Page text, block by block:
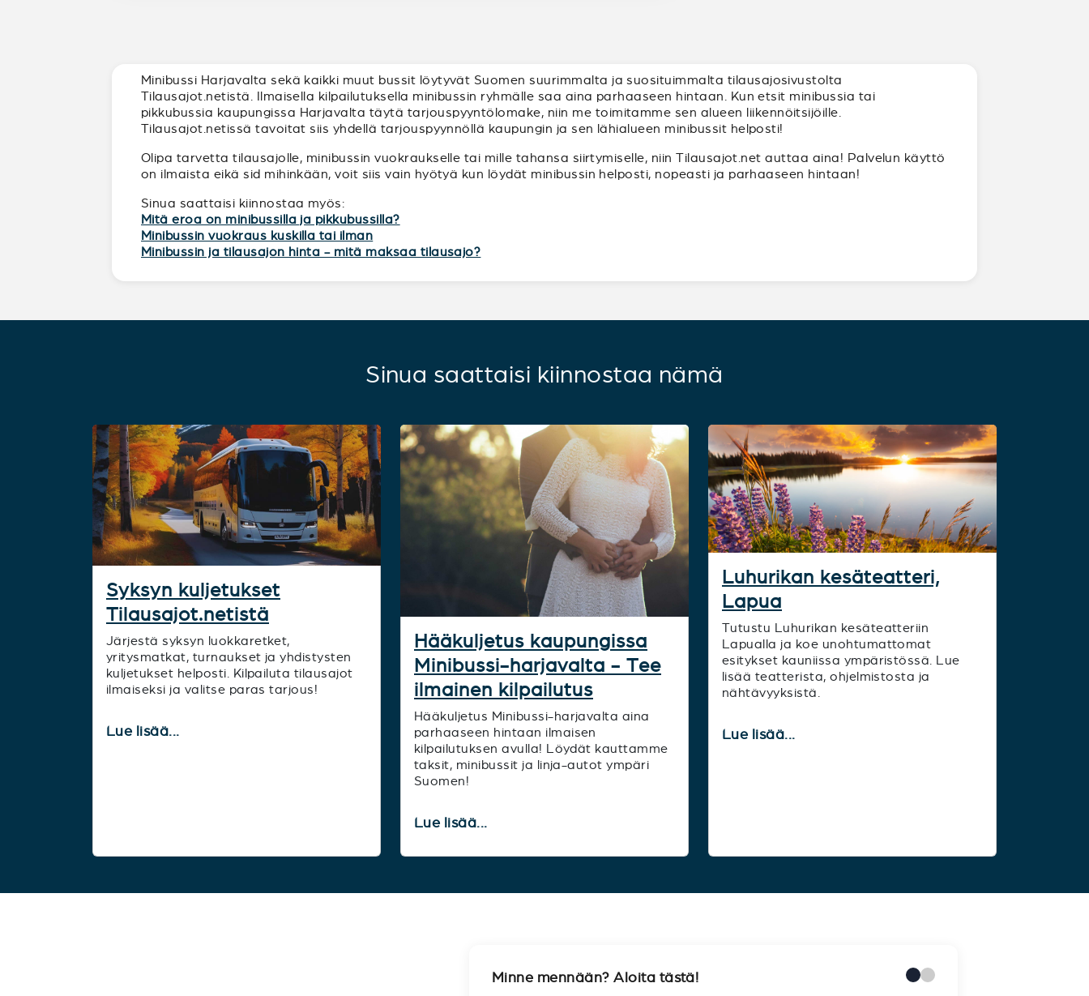
Minibussi Harjavalta sekä kaikki muut bussit löytyvät Suomen suurimmalta ja suosituimmalta tilausajosivustolta
Tilausajot.netistä. Ilmaisella kilpailutuksella minibussin ryhmälle saa aina parhaaseen hintaan. Kun etsit minibussia tai
pikkubussia kaupungissa Harjavalta täytä tarjouspyyntölomake, niin me toimitamme sen alueen liikennöitsijöille.
Tilausajot.netissä tavoitat siis yhdellä tarjouspyynnöllä kaupungin ja sen lähialueen minibussit helposti!
Olipa tarvetta tilausajolle, minibussin vuokraukselle tai mille tahansa siirtymiselle, niin Tilausajot.net auttaa aina! Palvelun käyttö
on ilmaista eikä sid mihinkään, voit siis vain hyötyä kun löydät minibussin helposti, nopeasti ja parhaaseen hintaan!
Sinua saattaisi kiinnostaa myös:
Mitä eroa on minibussilla ja pikkubussilla?
Minibussin vuokraus kuskilla tai ilman
Minibussin ja tilausajon hinta - mitä maksaa tilausajo?
Sinua saattaisi kiinnostaa nämä
Syksyn kuljetukset
Tilausajot.netistä
Järjestä syksyn luokkaretket,
yritysmatkat, turnaukset ja yhdistysten
kuljetukset helposti. Kilpailuta tilausajot
ilmaiseksi ja valitse paras tarjous!
Lue lisää...
Hääkuljetus kaupungissa
Minibussi-harjavalta - Tee
ilmainen kilpailutus
Hääkuljetus Minibussi-harjavalta aina
parhaaseen hintaan ilmaisen
kilpailutuksen avulla! Löydät kauttamme
taksit, minibussit ja linja-autot ympäri
Suomen!
Lue lisää...
Luhurikan kesäteatteri,
Lapua
Tutustu Luhurikan kesäteatteriin
Lapualla ja koe unohtumattomat
esitykset kauniissa ympäristössä. Lue
lisää teatterista, ohjelmistosta ja
nähtävyyksistä.
Lue lisää...
Minne mennään? Aloita tästä!